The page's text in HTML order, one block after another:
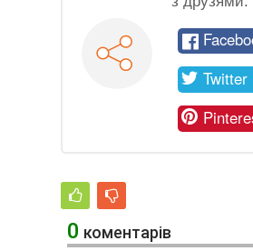
Twitter
0 коментарів